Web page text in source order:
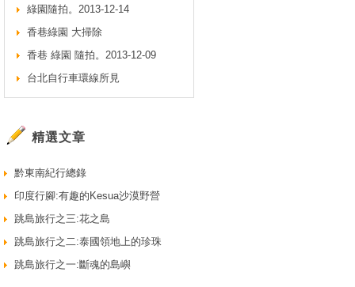
綠園隨拍。2013-12-14
香巷綠園 大掃除
香巷 綠園 隨拍。2013-12-09
台北自行車環線所見
精選文章
黔東南紀行總錄
印度行腳:有趣的Kesua沙漠野營
跳島旅行之三:花之島
跳島旅行之二:泰國領地上的珍珠
跳島旅行之一:斷魂的島嶼